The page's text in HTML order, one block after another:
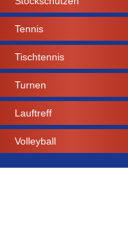
Tennis
Tischtennis
Turnen
Lauftreff
Volleyball